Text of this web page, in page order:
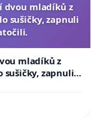
dvou mladíků z
sušičky, zapnuli
mladíků z
zapnuli ji